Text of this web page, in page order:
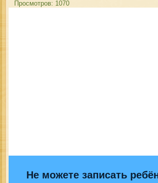
Просмотров: 1070
Не можете записать